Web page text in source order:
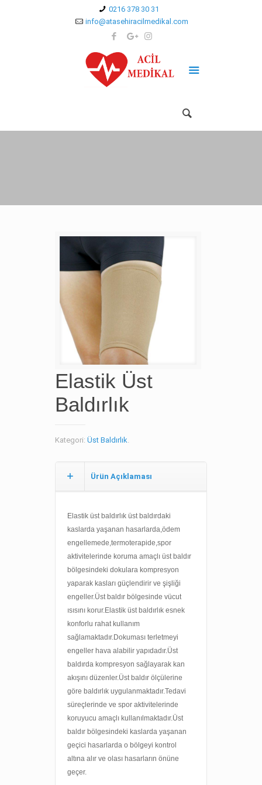
0216 378 30 31
info@atasehiracilmedikal.com
Elastik Üst
Baldırlık
Kategori: Üst Baldırlık.
Ürün Açıklaması
Elastik üst baldırlık üst baldırdaki
kaslarda yaşanan hasarlarda,ödem
engellemede,termoterapide,spor
aktivitelerinde koruma amaçlı üst baldır
bölgesindeki dokulara kompresyon
yaparak kasları güçlendirir ve şişliği
engeller.Üst baldır bölgesinde vücut
ısısını korur.Elastik üst baldırlık esnek
konforlu rahat kullanım
sağlamaktadır.Dokuması terletmeyi
engeller hava alabilir yapıdadır.Üst
baldırda kompresyon sağlayarak kan
akışını düzenler.Üst baldır ölçülerine
göre baldırlık uygulanmaktadır.Tedavi
süreçlerinde ve spor aktivitelerinde
koruyucu amaçlı kullanılmaktadır.Üst
baldır bölgesindeki kaslarda yaşanan
geçici hasarlarda o bölgeyi kontrol
altına alır ve olası hasarların önüne
geçer.